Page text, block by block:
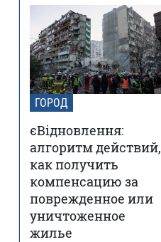
ГОРОД
єВідновлення:
алгоритм действий,
как получить
компенсацию за
поврежденное или
уничтоженное
жилье